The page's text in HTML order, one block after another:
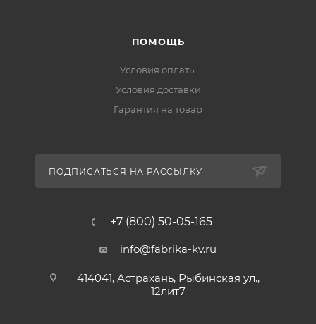
ПОМОЩЬ
Условия оплаты
Условия доставки
Гарантия на товар
ПОДПИСАТЬСЯ НА РАССЫЛКУ
+7 (800) 50-05-165
info@fabrika-kv.ru
414041, Астрахань, Рыбинская ул.,
12лит7